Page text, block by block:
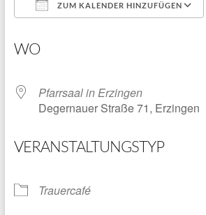
ZUM KALENDER HINZUFÜGEN
WO
Pfarrsaal in Erzingen
Degernauer Straße 71, Erzingen
VERANSTALTUNGSTYP
Trauercafé